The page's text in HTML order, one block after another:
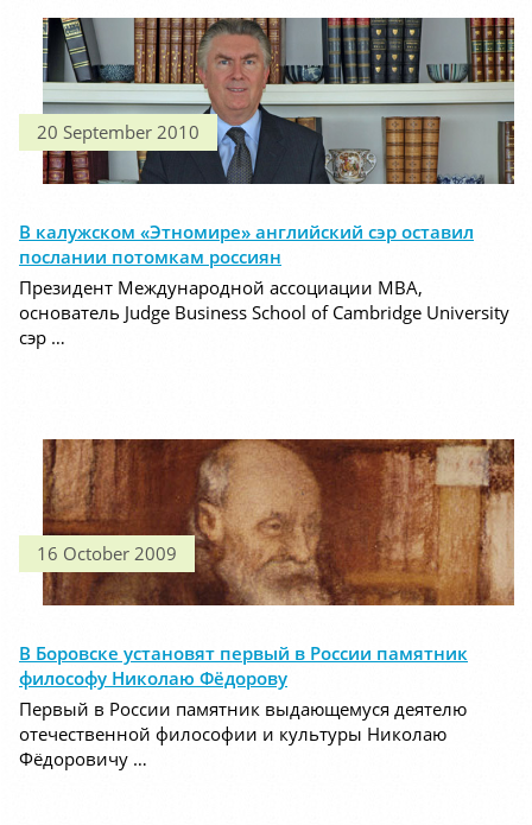
20 September 2010
В калужском «Этномире» английский сэр оставил
послании потомкам россиян
Президент Международной ассоциации МВА,
основатель Judge Business School of Cambridge University
сэр …
16 October 2009
В Боровске установят первый в России памятник
философу Николаю Фёдорову
Первый в России памятник выдающемуся деятелю
отечественной философии и культуры Николаю
Фёдоровичу …